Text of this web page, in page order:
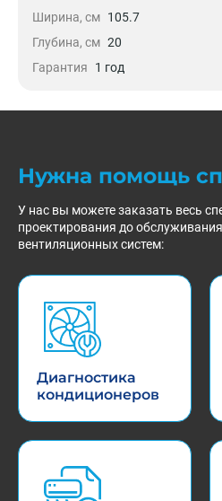
Ширина, см 105.7
Глубина, см 20
Гарантия
1 год
Нужна помощь
У нас вы можете заказать весь
проектирования до
вентиляционных систем:
Диагностика
кондиционеров